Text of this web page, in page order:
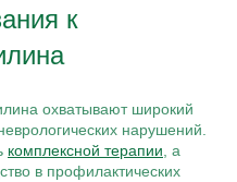
к
охватывают широкий
нарушений.
комплексной терапии , а
в профилактических